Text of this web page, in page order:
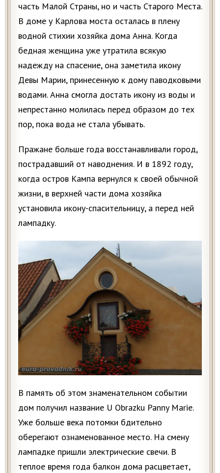
часть Малой Страны, но и часть Старого Места.
В доме у Карлова моста осталась в плену
водной стихии хозяйка дома Анна. Когда
бедная женщина уже утратила всякую
надежду на спасение, она заметила икону
Девы Марии, принесенную к дому паводковыми
водами. Анна смогла достать икону из воды и
непрестанно молилась перед образом до тех
пор, пока вода не стала убывать.
Пражане больше года восстанавливали город,
пострадавший от наводнения. И в 1892 году,
когда остров Кампа вернулся к своей обычной
жизни, в верхней части дома хозяйка
установила икону-спасительницу, а перед ней
лампадку.
В память об этом знаменательном событии
дом получил название U Obrazku Panny Marie.
Уже больше века потомки бдительно
оберегают ознаменованное место. На смену
лампадке пришли электрические свечи. В
теплое время года балкон дома расцветает,